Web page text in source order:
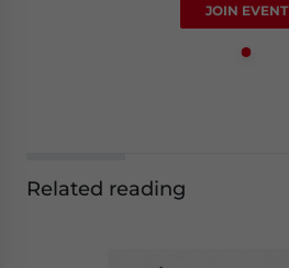
JOIN EVENT
Related reading